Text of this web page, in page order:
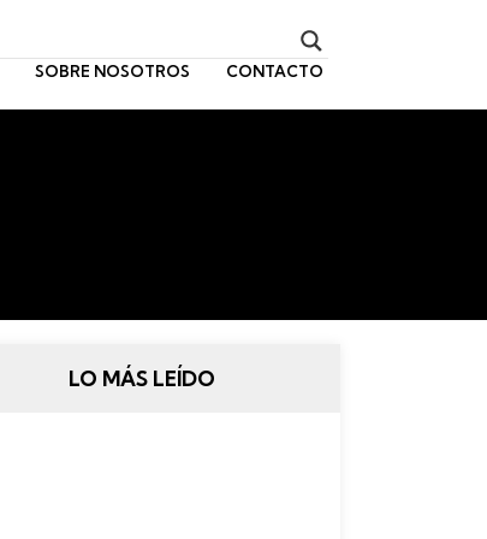
SOBRE NOSOTROS CONTACTO
LO MÁS LEÍDO